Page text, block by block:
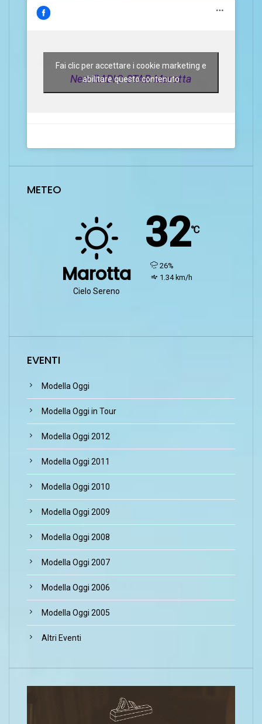
New RADIO STAR Marotta
Fai clic per accettare i cookie marketing e
abilitare questo contenuto
METEO
Marotta
Cielo Sereno
32℃
humidity:
26%
wind:
1.34 km/h
EVENTI
Modella Oggi
Modella Oggi in Tour
Modella Oggi 2012
Modella Oggi 2011
Modella Oggi 2010
Modella Oggi 2009
Modella Oggi 2008
Modella Oggi 2007
Modella Oggi 2006
Modella Oggi 2005
Altri Eventi